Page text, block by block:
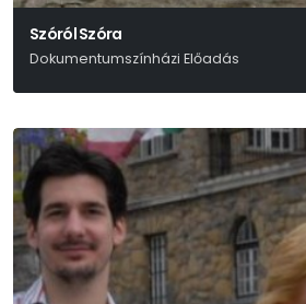
Szóról Szóra
Dokumentumszínházi Előadás